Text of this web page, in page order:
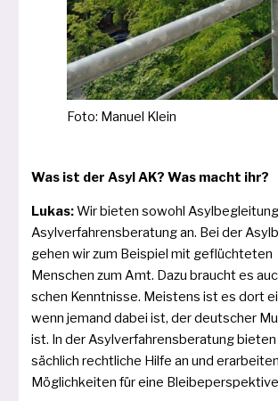
Foto: Manuel Klein
Was ist der Asyl AK? Was macht ihr?
Lukas:Wir bie­ten sowohl
Asylverfahrensberatung an. Bei der
gehen wir zum Beispiel mit geflüch­te­ten
Menschen zum Amt. Dazu braucht es
schen Kenntnisse. Meistens ist es dort
wenn jemand dabei ist, der deut­scher
ist. In der Asylverfahrensberatung
säch­lich recht­li­che Hilfe an und
Möglichkeiten für eine